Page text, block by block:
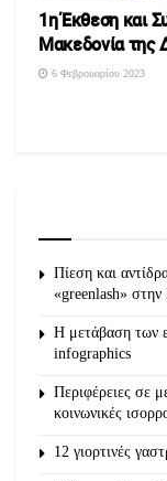
1η Έκθεση και
Μακεδονία της
6 Φεβρουαρίου 2023
Πίεση και
«greenlash»
Η μετάβαση των
infographics
Περιφέρειες σε
κοινωνικές
12 γιορτινές